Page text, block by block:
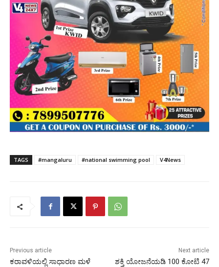
TAGS #mangaluru #national swimming pool V4News
Previous article
ಕರಾವಳಿಯಲ್ಲಿ ಸಾಧಾರಣ ಮಳೆ
Next article
ಶಕ್ತಿ ಯೋಜನೆಯಡಿ 100 ಕೋಟಿ 47